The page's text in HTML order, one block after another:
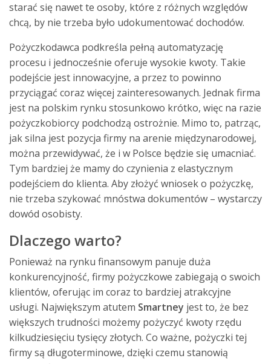
starać się nawet te osoby, które z różnych względów
chcą, by nie trzeba było udokumentować dochodów.
Pożyczkodawca podkreśla pełną automatyzację
procesu i jednocześnie oferuje wysokie kwoty. Takie
podejście jest innowacyjne, a przez to powinno
przyciągać coraz więcej zainteresowanych. Jednak firma
jest na polskim rynku stosunkowo krótko, więc na razie
pożyczkobiorcy podchodzą ostrożnie. Mimo to, patrząc,
jak silna jest pozycja firmy na arenie międzynarodowej,
można przewidywać, że i w Polsce będzie się umacniać.
Tym bardziej że mamy do czynienia z elastycznym
podejściem do klienta. Aby złożyć wniosek o pożyczkę,
nie trzeba szykować mnóstwa dokumentów – wystarczy
dowód osobisty.
Dlaczego warto?
Ponieważ na rynku finansowym panuje duża
konkurencyjność, firmy pożyczkowe zabiegają o swoich
klientów, oferując im coraz to bardziej atrakcyjne
usługi. Największym atutem Smartney jest to, że bez
większych trudności możemy pożyczyć kwoty rzędu
kilkudziesięciu tysięcy złotych. Co ważne, pożyczki tej
firmy są długoterminowe, dzięki czemu stanowią